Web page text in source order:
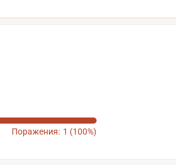
Поражения: 1 (100%)